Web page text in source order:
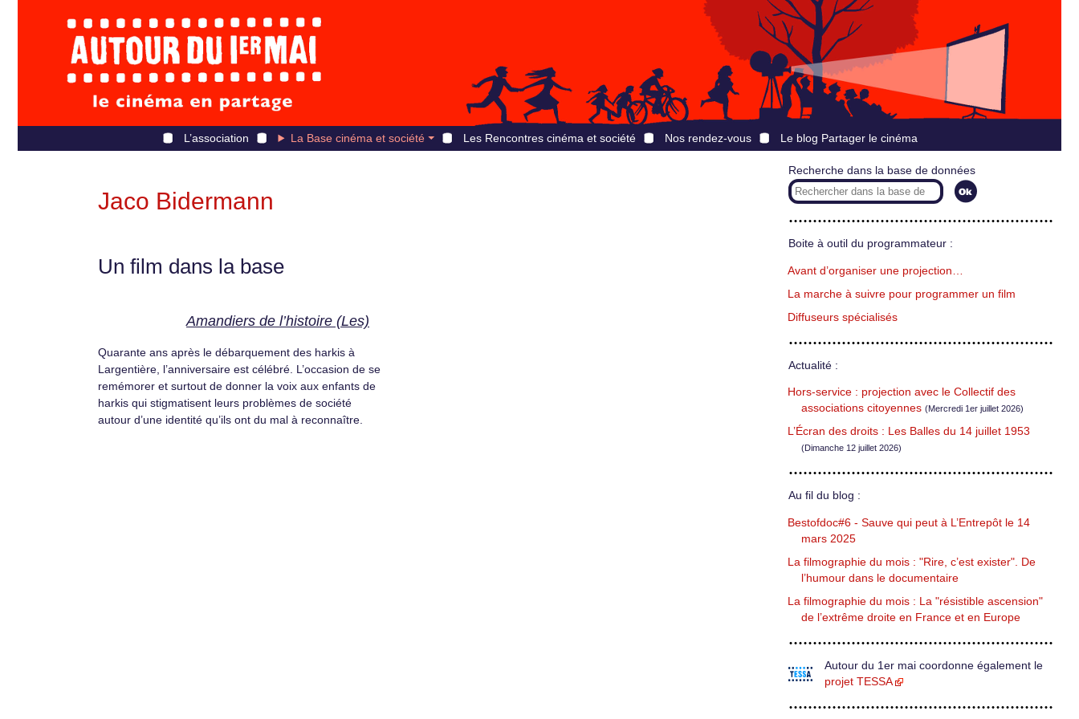
L’association La Base cinéma et société Les Rencontres cinéma et société Nos rendez-vous Le blog Partager le cinéma
Jaco Bidermann
Un film dans la base
Amandiers de l’histoire (Les)
Quarante ans après le débarquement des harkis à
Largentière, l’anniversaire est célébré. L’occasion de se
remémorer et surtout de donner la voix aux enfants de
harkis qui stigmatisent leurs problèmes de société
autour d’une identité qu’ils ont du mal à reconnaître.
Recherche dans la base de données
Boite à outil du programmateur :
Avant d’organiser une projection…
La marche à suivre pour programmer un film
Diffuseurs spécialisés
Actualité :
Hors-service : projection avec le Collectif des
associations citoyennes (Mercredi 1er juillet 2026)
L’Écran des droits : Les Balles du 14 juillet 1953
(Dimanche 12 juillet 2026)
Au fil du blog :
Bestofdoc#6 - Sauve qui peut à L’Entrepôt le 14
mars 2025
La filmographie du mois : "Rire, c’est exister". De
l’humour dans le documentaire
La filmographie du mois : La "résistible ascension"
de l’extrême droite en France et en Europe
Autour du 1er mai coordonne également le
projet TESSA